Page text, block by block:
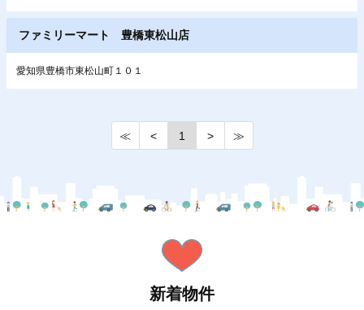
ファミリーマート 豊橋東松山店
愛知県豊橋市東松山町１０１
≪ < 1 > ≫
新着物件